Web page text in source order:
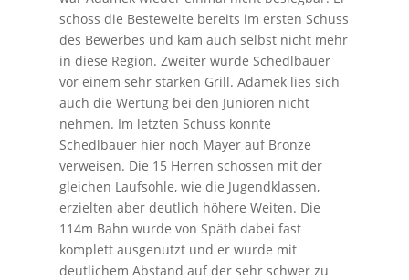
schoss die Besteweite bereits im ersten Schuss
des Bewerbes und kam auch selbst nicht mehr
in diese Region. Zweiter wurde Schedlbauer
vor einem sehr starken Grill. Adamek lies sich
auch die Wertung bei den Junioren nicht
nehmen. Im letzten Schuss konnte
Schedlbauer hier noch Mayer auf Bronze
verweisen. Die 15 Herren schossen mit der
gleichen Laufsohle, wie die Jugendklassen,
erzielten aber deutlich höhere Weiten. Die
114m Bahn wurde von Späth dabei fast
komplett ausgenutzt und er wurde mit
deutlichem Abstand auf der sehr schwer zu